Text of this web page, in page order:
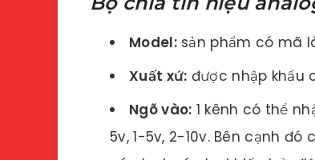
Model:sản phẩm có mã là
Xuất xứ: được nhập khẩu
Ngõ vào: 1 kênh có thể
5v, 1-5v, 2-10v. Bên cạnh